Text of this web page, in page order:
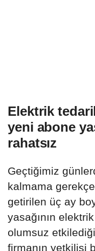
Elektrik
yeni abone
rahatsız
Geçtiğimiz
kalmama
getirilen üç ay
yasağının
olumsuz
firmanın yetkilisi